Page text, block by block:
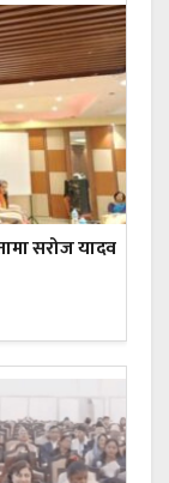
सरोज यादव